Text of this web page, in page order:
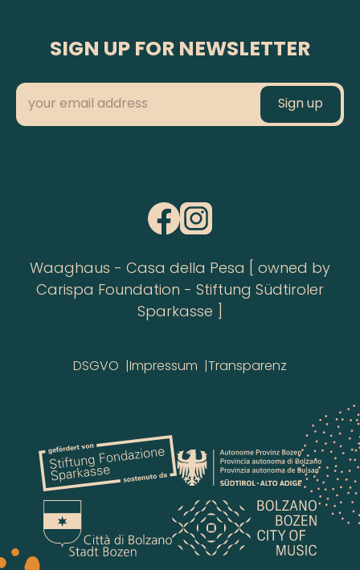
SIGN UP FOR NEWSLETTER
Waaghaus - Casa della Pesa [ owned by
Carispa Foundation - Stiftung Südtiroler
Sparkasse ]
DSGVO Impressum Transparenz